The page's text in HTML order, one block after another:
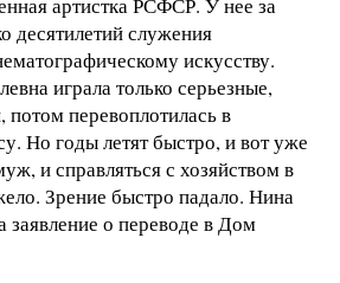
артистка РСФСР. У нее за
десятилетий служения
искусству.
играла только серьезные,
потом перевоплотилась в
Но годы летят быстро, и вот уже
и справляться с хозяйством в
Зрение быстро падало. Нина
заявление о переводе в Дом